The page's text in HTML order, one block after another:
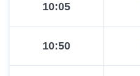
10:05
10:50